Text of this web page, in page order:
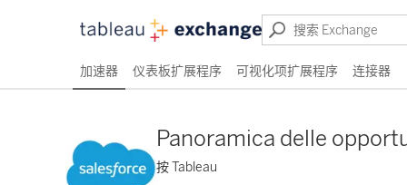
加速器 仪表板扩展程序 可视化项扩展程序 连接器
Panoramica delle
按 Tableau